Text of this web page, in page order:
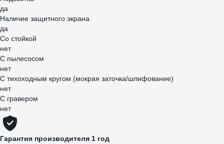
да
Наличие защитного экрана
да
Со стойкой
нет
С пылесосом
нет
С тихоходным кругом (мокрая заточка/шлифование)
нет
С гравером
нет
Гарантия производителя 1 год